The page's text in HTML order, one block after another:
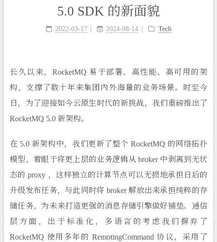
5.0 SDK 的新面貌
2022-03-17 2024-08-14 Tech
长久以来，RocketMQ 易于部署、高性能、高可用的架
构，支撑了数十年来集团内外海量的业务场景。时至今
日，为了迎接如今云原生时代的新挑战，我们重磅推出了
RocketMQ 5.0 新架构。
在 5.0 新架构中，我们更新了整个 RocketMQ 的网络拓扑
模型，着眼于将更上层的业务逻辑从 broker 中剥离到无状
态的 proxy ，这样独立的计算节点可以无损地承担日后的
升级发布任务，与此同时将 broker 解放出来承担纯粹的存
储任务，为未来打造更强的消息存储引擎做好铺垫。通信
层方面，出于标准化，多语言的考虑我们摒弃了
RocketMQ 使用多年的 RemotingCommand 协议，采用了